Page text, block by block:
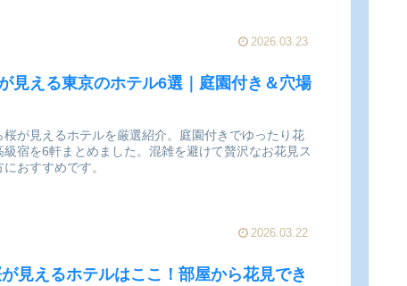
2026.03.23
見える東京のホテル6選｜庭園付き＆穴場
桜が見えるホテルを厳選紹介。庭園付きでゆったり花
級宿を6軒まとめました。混雑を避けて贅沢なお花見ス
おすすめです。
2026.03.22
見えるホテルはここ！部屋から花見でき